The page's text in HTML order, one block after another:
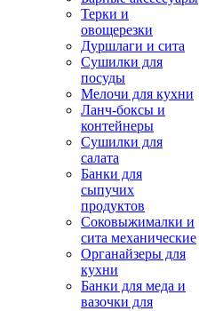
Терки и
овощерезки
Дуршлаги и сита
Сушилки для
посуды
Мелочи для кухни
Ланч-боксы и
контейнеры
Сушилки для
салата
Банки для
сыпучих
продуктов
Соковыжималки и
сита механические
Органайзеры для
кухни
Банки для меда и
вазочки для